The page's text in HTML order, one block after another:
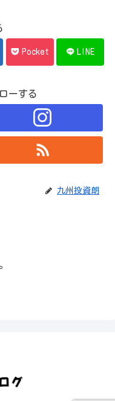
Pocket LINE
ーする
九州投資朗